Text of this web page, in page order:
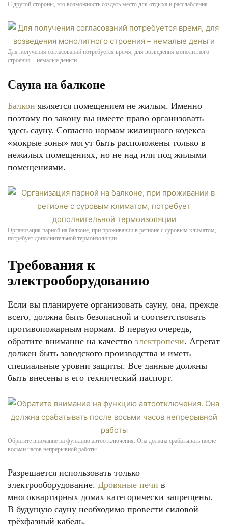
С другой стороны, это возможность создать место для отдыха и расслабления
Для получения согласований потребуется время, для возведения монолитного
строения – немалые деньги
Сауна на балконе
Балкон является помещением не жилым. Именно
поэтому по закону вы имеете право организовать
здесь сауну. Согласно нормам жилищного кодекса
«мокрые зоны» могут быть расположены только в
нежилых помещениях, но не над или под жилыми
помещениями.
Организация парной на балконе, при проживании в регионе с суровым климатом,
потребует дополнительной термоизоляции
Требования к
электрооборудованию
Если вы планируете организовать сауну, она, прежде
всего, должна быть безопасной и соответствовать
противопожарным нормам. В первую очередь,
обратите внимание на качество электропечи. Агрегат
должен быть заводского производства и иметь
специальные уровни защиты. Все данные должны
быть внесены в его технический паспорт.
Обратите внимание на функцию автоотключения. Она должна срабатывать после
восьми часов непрерывной работы
Разрешается использовать только
электрооборудование. Дровяные печи в
многоквартирных домах категорически запрещены.
В будущую сауну необходимо провести силовой
трёхфазный кабель.